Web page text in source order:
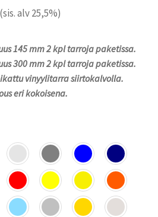
Hintaluokka:
€
(sis. alv 25,5%)
145 mm 2 kpl tarroja paketissa.
300 mm 2 kpl tarroja paketissa.
vinyylitarra siirtokalvolla.
eri kokoisena.